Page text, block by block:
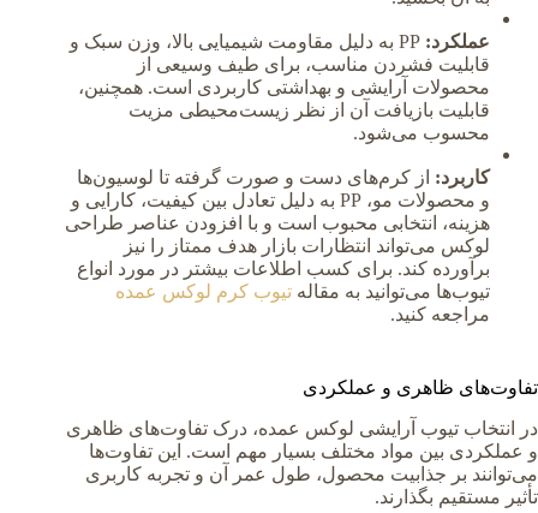
عملکرد:
PP به دلیل مقاومت شیمیایی بالا، وزن سبک و
قابلیت فشردن مناسب، برای طیف وسیعی از
محصولات آرایشی و بهداشتی کاربردی است. همچنین،
قابلیت بازیافت آن از نظر زیست‌محیطی مزیت
محسوب می‌شود.
کاربرد: از کرم‌های دست و صورت گرفته تا لوسیون‌ها
و محصولات مو، PP به دلیل تعادل بین کیفیت، کارایی و
هزینه، انتخابی محبوب است و با افزودن عناصر طراحی
لوکس می‌تواند انتظارات بازار هدف ممتاز را نیز
برآورده کند. برای کسب اطلاعات بیشتر در مورد انواع
تیوب‌ها می‌توانید به مقاله تیوب کرم لوکس عمده
مراجعه کنید.
تفاوت‌های ظاهری و عملکردی
در انتخاب تیوب آرایشی لوکس عمده، درک تفاوت‌های ظاهری
و عملکردی بین مواد مختلف بسیار مهم است. این تفاوت‌ها
می‌توانند بر جذابیت محصول، طول عمر آن و تجربه کاربری
تأثیر مستقیم بگذارند.